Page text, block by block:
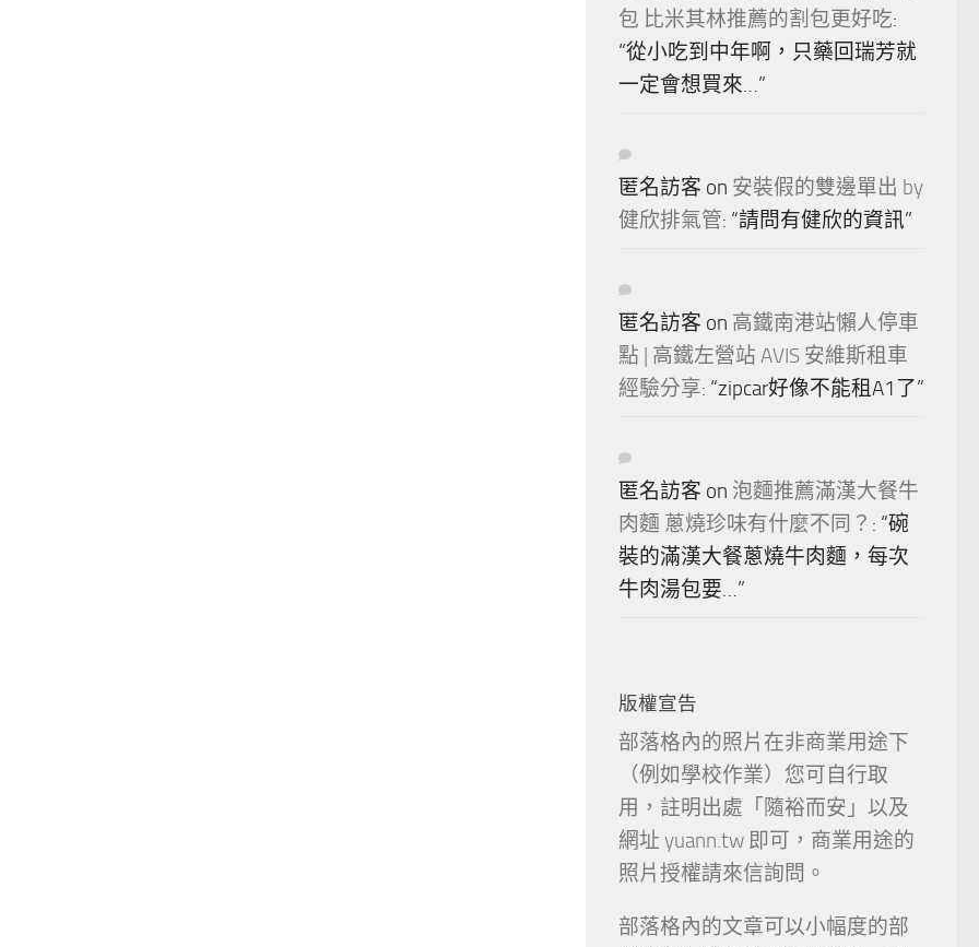
包 比米其林推薦的割包更好吃:
“從小吃到中年啊，只藥回瑞芳就
一定會想買來…”
匿名訪客 on 安裝假的雙邊單出 by
健欣排氣管: “請問有健欣的資訊”
匿名訪客 on 高鐵南港站懶人停車
點 | 高鐵左營站 AVIS 安維斯租車
經驗分享: “zipcar好像不能租A1了”
匿名訪客 on 泡麵推薦滿漢大餐牛
肉麵 蔥燒珍味有什麼不同？ : “碗
裝的滿漢大餐蔥燒牛肉麵，每次
牛肉湯包要…”
版權宣告
部落格內的照片在非商業用途下
（例如學校作業）您可自行取
用，註明出處「隨裕而安」以及
網址 yuann.tw 即可，商業用途的
照片授權請來信詢問。
部落格內的文章可以小幅度的部